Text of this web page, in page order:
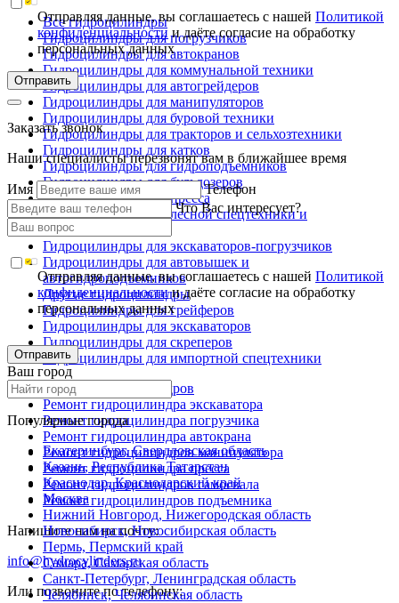
Все гидроцилиндры
Гидроцилиндры для погрузчиков
Гидроцилиндры для автокранов
Гидроцилиндры для коммунальной техники
Гидроцилиндры для автогрейдеров
Гидроцилиндры для манипуляторов
Гидроцилиндры для буровой техники
Гидроцилиндры для тракторов и сельхозтехники
Гидроцилиндры для катков
Гидроцилиндры для гидроподъемников
Гидроцилиндры для бульдозеров
Гидроцилиндры для пресса
Гидроцилиндры для лесной спецтехники и
металловозов
Гидроцилиндры для экскаваторов-погрузчиков
Гидроцилиндры для автовышек и
автогидроподъемников
Другие гидроцилиндры
Гидроцилиндры для грейферов
Гидроцилиндры для экскаваторов
Гидроцилиндры для скреперов
Гидроцилиндры для импортной спецтехники
Ремонт гидроцилиндров
Ремонт гидроцилиндра экскаватора
Ремонт гидроцилиндра погрузчика
Ремонт гидроцилиндра автокрана
Ремонт гидроцилиндров манипулятора
Ремонт гидроцилиндра пресса
Ремонт гидроцилиндров самосвала
Ремонт гидроцилиндров подъемника
Напишите нам на почту:
info@hydrocylinders.ru
Или позвоните по телефону:
Отправляя данные, вы соглашаетесь с нашейПолитикой
конфиденциальностии даёте согласие на обработку
персональных данных
Отправить
Заказать звонок
Наши специалисты перезвонят вам в ближайшее время
Имя
Телефон
Что Вас интересует?
Отправляя данные, вы соглашаетесь с нашейПолитикой
конфиденциальностии даёте согласие на обработку
персональных данных
Отправить
Ваш город
Популярные города
Екатеринбург, Свердловская область
Казань, Республика Татарстан
Краснодар, Краснодарский край
Москва
Нижний Новгород, Нижегородская область
Новосибирск, Новосибирская область
Пермь, Пермский край
Самара, Самарская область
Санкт-Петербург, Ленинградская область
Челябинск, Челябинская область